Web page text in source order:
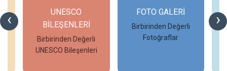
‹ ›
UNESCO
BİLEŞENLERİ
Birbirinden Değerli
UNESCO Bileşenleri
İncele
FOTO GALERİ
Birbirinden Değerli
Fotoğraflar